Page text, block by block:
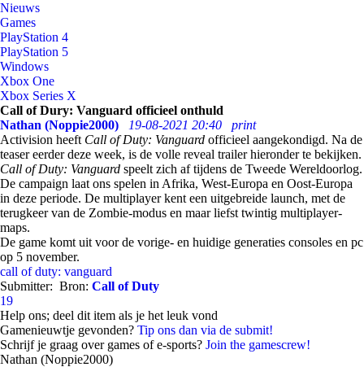
Nieuws
Games
PlayStation 4
PlayStation 5
Windows
Xbox One
Xbox Series X
Call of Dury: Vanguard officieel onthuld
Nathan (Noppie2000)
19-08-2021 20:40
print
Activision heeft Call of Duty: Vanguard officieel aangekondigd. Na de
teaser eerder deze week, is de volle reveal trailer hieronder te bekijken.
Call of Duty: Vanguard speelt zich af tijdens de Tweede Wereldoorlog.
De campaign laat ons spelen in Afrika, West-Europa en Oost-Europa
in deze periode. De multiplayer kent een uitgebreide launch, met de
terugkeer van de Zombie-modus en maar liefst twintig multiplayer-
maps.
De game komt uit voor de vorige- en huidige generaties consoles en pc
op 5 november.
call of duty: vanguard
Submitter: Bron: Call of Duty
19
Help ons; deel dit item als je het leuk vond
Gamenieuwtje gevonden? Tip ons dan via de submit!
Schrijf je graag over games of e-sports? Join the gamescrew!
Nathan (Noppie2000)